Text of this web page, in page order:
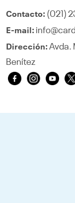
Contacto: (021)
E-mail:
Dirección: Avda.
Benítez